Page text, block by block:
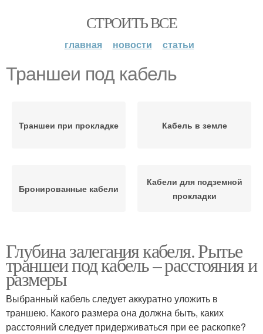
СТРОИТЬ ВСЕ
главная новости статьи
Траншеи под кабель
Траншеи при прокладке Кабель в земле
Бронированные кабели
Кабели для подземной
прокладки
Глубина залегания кабеля. Рытье
траншеи под кабель – расстояния и
размеры
Выбранный кабель следует аккуратно уложить в
траншею. Какого размера она должна быть, каких
расстояний следует придерживаться при ее раскопке?